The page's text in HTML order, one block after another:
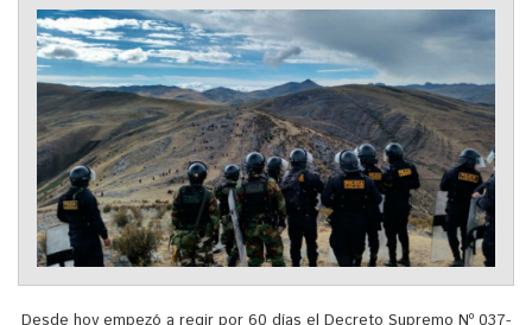
Desde hoy empezó a regir por 60 días el Decreto Supremo Nº 037-